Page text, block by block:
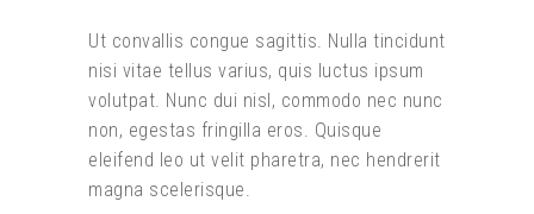
Ut convallis congue sagittis. Nulla tincidunt
nisi vitae tellus varius, quis luctus ipsum
volutpat. Nunc dui nisl, commodo nec nunc
non, egestas fringilla eros. Quisque
eleifend leo ut velit pharetra, nec hendrerit
magna scelerisque.